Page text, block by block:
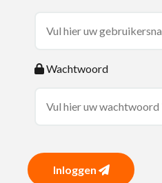
Wachtwoord
Inloggen